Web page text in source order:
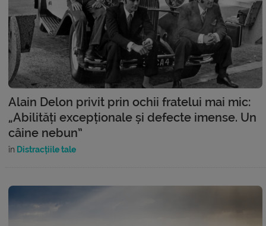
Alain Delon privit prin ochii fratelui mai mic:
„Abilități excepționale și defecte imense. Un
câine nebun”
în Distracțiile tale